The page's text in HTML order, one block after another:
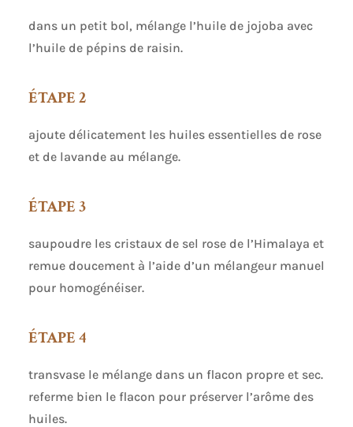
dans un petit bol, mélange l’huile de jojoba avec
l’huile de pépins de raisin.
ÉTAPE 2
ajoute délicatement les huiles essentielles de rose
et de lavande au mélange.
ÉTAPE 3
saupoudre les cristaux de sel rose de l’Himalaya et
remue doucement à l’aide d’un mélangeur manuel
pour homogénéiser.
ÉTAPE 4
transvase le mélange dans un flacon propre et sec.
referme bien le flacon pour préserver l’arôme des
huiles.